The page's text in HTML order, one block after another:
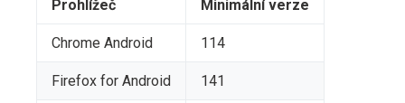
Prohlížeč Minimální verze
Chrome Android 114
Firefox for Android 141